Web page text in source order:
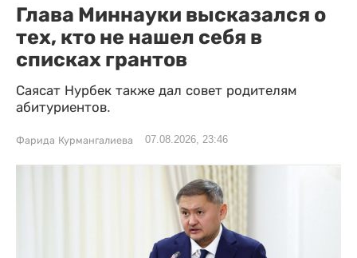
Глава Миннауки высказался о
тех, кто не нашел себя в
списках грантов
Саясат Нурбек также дал совет родителям
абитуриентов.
Фарида Курмангалиева 07.08.2026, 23:46